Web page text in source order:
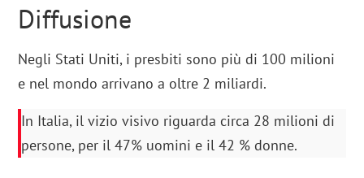
Diffusione
Negli Stati Uniti, i presbiti sono più di 100 milioni
e nel mondo arrivano a oltre 2 miliardi.
In Italia, il vizio visivo riguarda circa 28 milioni di
persone, per il 47% uomini e il 42 % donne.